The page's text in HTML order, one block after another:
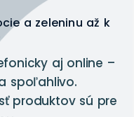
a zeleninu až k
aj online –
spoľahlivo.
produktov sú pre